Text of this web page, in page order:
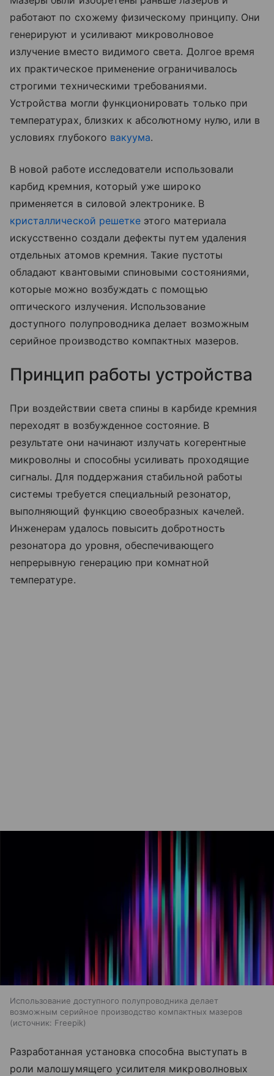
работают по схожему физическому принципу. Они
генерируют и усиливают микроволновое
излучение вместо видимого света. Долгое время
их практическое применение ограничивалось
строгими техническими требованиями.
Устройства могли функционировать только при
температурах, близких к абсолютному нулю, или в
условиях глубокого вакуума.
В новой работе исследователи использовали
карбид кремния, который уже широко
применяется в силовой электронике. В
кристаллической решетке этого материала
искусственно создали дефекты путем удаления
отдельных атомов кремния. Такие пустоты
обладают квантовыми спиновыми состояниями,
которые можно возбуждать с помощью
оптического излучения. Использование
доступного полупроводника делает возможным
серийное производство компактных мазеров.
Принцип работы устройства
При воздействии света спины в карбиде кремния
переходят в возбужденное состояние. В
результате они начинают излучать когерентные
микроволны и способны усиливать проходящие
сигналы. Для поддержания стабильной работы
системы требуется специальный резонатор,
выполняющий функцию своеобразных качелей.
Инженерам удалось повысить добротность
резонатора до уровня, обеспечивающего
непрерывную генерацию при комнатной
температуре.
Использование доступного полупроводника делает
возможным серийное производство компактных мазеров
источник: Freepik
Разработанная установка способна выступать в
роли малошумящего усилителя микроволновых